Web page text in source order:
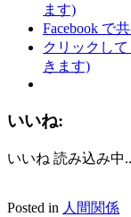
ます)
Facebook で
クリックし
きます)
いいね:
いいね 読み込み中
Posted in 人間関係